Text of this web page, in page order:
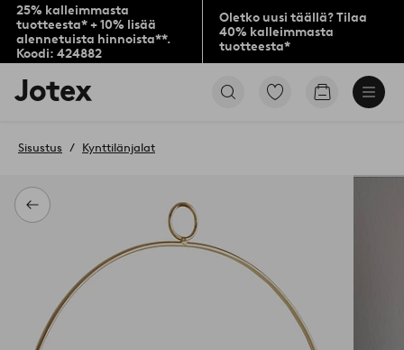
25% kalleimmasta
tuotteesta* + 10% lisää
alennetuista hinnoista**.
Koodi: 424882
Oletko uusi täällä? Tilaa
40% kalleimmasta
tuotteesta*
Jotex-
logo
aloitussivulle
Siirry
Siirry
Takaisin
Sisustus Kynttilänjalat